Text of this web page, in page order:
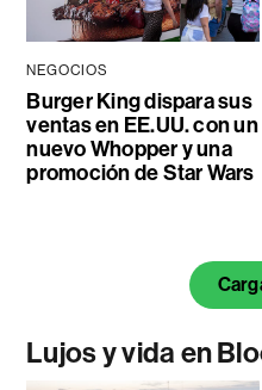
NEGOCIOS
Burger King dispara sus
ventas en EE.UU. con un
nuevo Whopper y una
promoción de Star Wars
Lujos y vida en